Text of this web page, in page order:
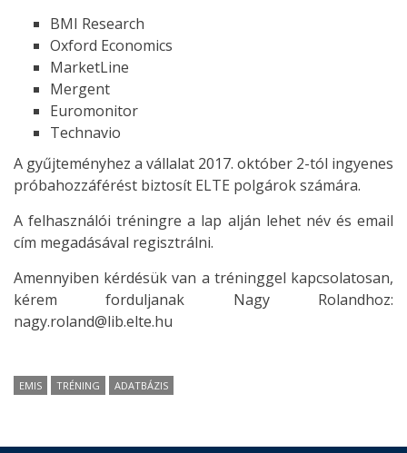
BMI Research
Oxford Economics
MarketLine
Mergent
Euromonitor
Technavio
A gyűjteményhez a vállalat 2017. október 2-tól ingyenes
próbahozzáférést biztosít ELTE polgárok számára.
A felhasználói tréningre a lap alján lehet név és email
cím megadásával regisztrálni.
Amennyiben kérdésük van a tréninggel kapcsolatosan,
kérem forduljanak Nagy Rolandhoz:
nagy.roland@lib.elte.hu
EMIS TRÉNING ADATBÁZIS